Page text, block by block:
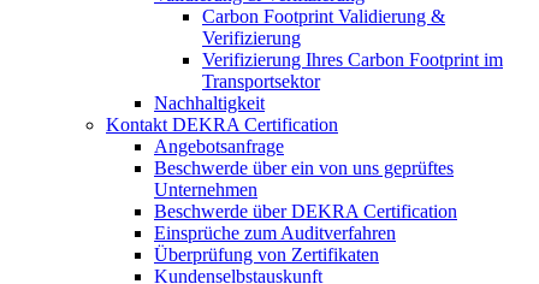
Carbon Footprint Validierung &
Verifizierung
Verifizierung Ihres Carbon Footprint im
Transportsektor
Nachhaltigkeit
Kontakt DEKRA Certification
Angebotsanfrage
Beschwerde über ein von uns geprüftes
Unternehmen
Beschwerde über DEKRA Certification
Einsprüche zum Auditverfahren
Überprüfung von Zertifikaten
Kundenselbstauskunft